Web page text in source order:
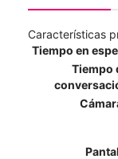
Características
Tiempo en
Tiempo